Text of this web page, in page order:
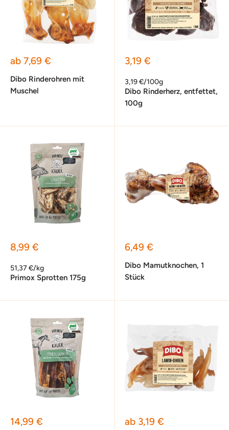
Sonderpreis
ab 7,69 €
Dibo Rinderohren mit
Muschel
Sonderpreis
3,19 €
3,19 €/100g
Dibo Rinderherz, entfettet,
100g
Sonderpreis
8,99 €
51,37 €/kg
Primox Sprotten 175g
Sonderpreis
6,49 €
Dibo Mamutknochen, 1
Stück
Sonderpreis
14,99 € Sonderpreis
ab 3,19 €